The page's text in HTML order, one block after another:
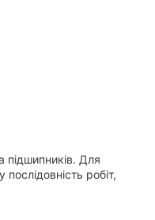
підшипників. Для
робіт,